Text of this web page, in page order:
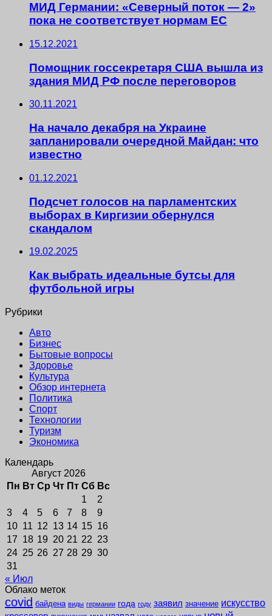
МИД Германии: «Северный поток — 2»
пока не соответствует нормам ЕС
15.12.2021
Помощник госсекретаря США вышла из
здания МИД РФ после переговоров
30.11.2021
На начало декабря на Украине
запланировали очередной Майдан: что
известно
01.12.2021
Подсчет голосов на парламентских
выборах в Киргизии обернулся
скандалом
19.02.2025
Как выбрать идеальные бутсы для
футбольной игры
Рубрики
Авто
Бизнес
Бытовые вопросы
Здоровье
Культура
Обзор интернета
Политика
Спорт
Технологии
Туризм
Экономика
Календарь
Август 2026
Пн Вт Ср Чт Пт Сб Вс
1
2
3
4 5 6 7 8
9
10 11 12 13 14 15 16
17 18 19 20 21 22 23
24 25 26 27 28 29 30
31
« Июл
Облако меток
covid байдена виды германии года году заявил значение искусство